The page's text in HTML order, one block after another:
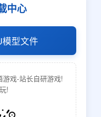
中心
型文件
游戏-站长自研游戏!
!